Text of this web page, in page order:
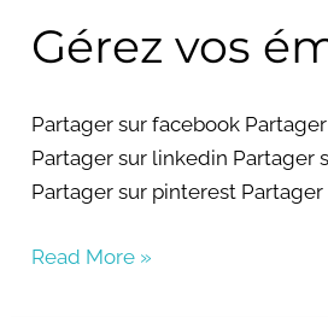
Gérez vos
Partager sur facebook
Partager sur linkedin Partager
Partager sur pinterest Partager
Read More »